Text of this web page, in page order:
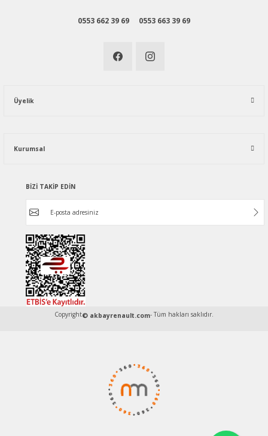
0553 662 39 69 0553 663 39 69
Üyelik
Kurumsal
BİZİ TAKİP EDİN
Copyright© akbayrenault.com- Tüm hakları saklıdır.